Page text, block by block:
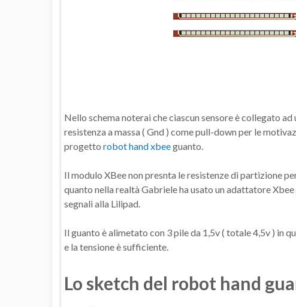
Nello schema noterai che ciascun sensore è collegato
resistenza a massa ( Gnd ) come pull-down per le
progetto robot hand xbeeguanto.
Il modulo XBee non presnta le resistenze di partizione
quanto nella realtà Gabriele ha usato un adattatore
segnali alla Lilipad.
Il guanto è alimetato con 3 pile da 1,5v ( totale 4,5v ) in
e la tensione è sufficiente.
Lo sketch del robot hand